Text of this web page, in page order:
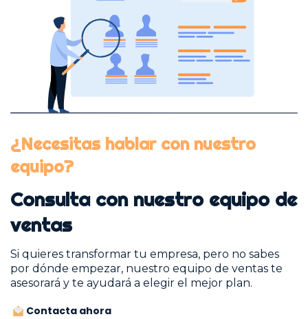
¿Necesitas hablar con nuestro
equipo?
Consulta con nuestro equipo de
ventas
Si quieres transformar tu empresa, pero no sabes
por dónde empezar, nuestro equipo de ventas te
asesorará y te ayudará a elegir el mejor plan.
Contacta ahora